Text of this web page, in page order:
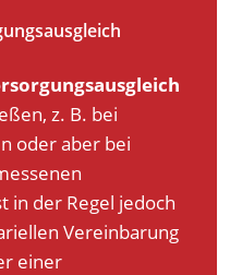
z. B. bei
oder aber bei
in der Regel jedoch
Vereinbarung
einer